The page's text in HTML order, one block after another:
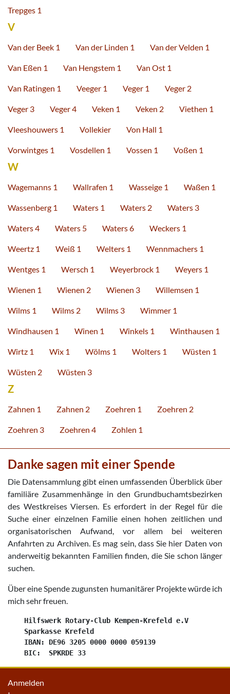
Trepges 1
V
Van der Beek 1 Van der Linden 1 Van der Velden 1
Van Eßen 1 Van Hengstem 1 Van Ost 1
Van Ratingen 1 Veeger 1 Veger 1 Veger 2
Veger 3 Veger 4 Veken 1 Veken 2 Viethen 1
Vleeshouwers 1 Vollekier Von Hall 1
Vorwintges 1 Vosdellen 1 Vossen 1 Voßen 1
W
Wagemanns 1 Wallrafen 1 Wasseige 1 Waßen 1
Wassenberg 1 Waters 1 Waters 2 Waters 3
Waters 4 Waters 5 Waters 6 Weckers 1
Weertz 1 Weiß 1 Welters 1 Wennmachers 1
Wentges 1 Wersch 1 Weyerbrock 1 Weyers 1
Wienen 1 Wienen 2 Wienen 3 Willemsen 1
Wilms 1 Wilms 2 Wilms 3 Wimmer 1
Windhausen 1 Winen 1 Winkels 1 Winthausen 1
Wirtz 1 Wix 1 Wölms 1 Wolters 1 Wüsten 1
Wüsten 2 Wüsten 3
Z
Zahnen 1 Zahnen 2 Zoehren 1 Zoehren 2
Zoehren 3 Zoehren 4 Zohlen 1
Danke sagen mit einer Spende
Die Datensammlung gibt einen umfassenden Überblick über
familiäre Zusammenhänge in den Grundbuchamtsbezirken
des Westkreises Viersen. Es erfordert in der Regel für die
Suche einer einzelnen Familie einen hohen zeitlichen und
organisatorischen Aufwand, vor allem bei weiteren
Anfahrten zu Archiven. Es mag sein, dass Sie hier Daten von
anderweitig bekannten Familien finden, die Sie schon länger
suchen.
Über eine Spende zugunsten humanitärer Projekte würde ich
mich sehr freuen.
    Hilfswerk Rotary-Club Kempen-Krefeld e.V
    Sparkasse Krefeld
    IBAN: DE96 3205 0000 0000 059139
Anmelden